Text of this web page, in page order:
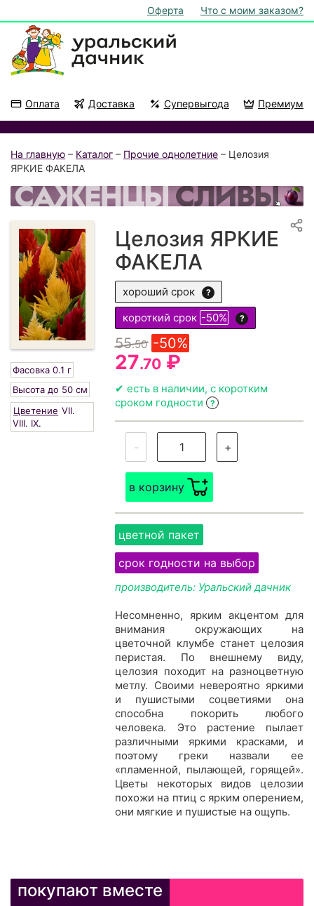
Оферта Что с моим заказом?
Оплата Доставка Супервыгода Премиум
На главную – Каталог – Прочие однолетние – Целозия
ЯРКИЕ ФАКЕЛА
Фасовка 0.1 г
Высота до 50 см
Цветение VII.
VIII. IX.
Целозия ЯРКИЕ
ФАКЕЛА
хороший срок ?
короткий срок -50% ?
55.50 -50%
27.70 ₽
✔ есть в наличии, с коротким
сроком годности ?
- +
в корзину
цветной пакет
срок годности на выбор
производитель: Уральский дачник
Несомненно, ярким акцентом для
внимания окружающих на
цветочной клумбе станет целозия
перистая. По внешнему виду,
целозия походит на разноцветную
метлу. Своими невероятно яркими
и пушистыми соцветиями она
способна покорить любого
человека. Это растение пылает
различными яркими красками, и
поэтому греки назвали ее
«пламенной, пылающей, горящей».
Цветы некоторых видов целозии
похожи на птиц с ярким оперением,
они мягкие и пушистые на ощупь.
покупают вместе